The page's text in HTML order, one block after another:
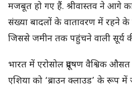
मजबूत हो गए हैं. श्रीवास्तव ने आगे
संख्या बादलों के वातावरण में रहने
जिससे जमीन तक पहुंचने वाली सूर्य
भारत में एरोसोल प्रदूषण वैश्विक
एशिया को ‘ब्राउन क्लाउड’ के रूप में